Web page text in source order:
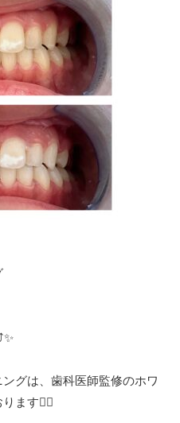
グは、歯科医師監修のホワ
ます👩‍⚕️